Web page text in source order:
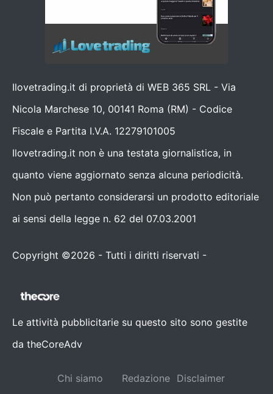
Ilovetrading.it di proprietà di WEB 365 SRL - Via
Nicola Marchese 10, 00141 Roma (RM) - Codice
Fiscale e Partita I.V.A. 12279101005
Ilovetrading.it non è una testata giornalistica, in
quanto viene aggiornato senza alcuna periodicità.
Non può pertanto considerarsi un prodotto editoriale
ai sensi della legge n. 62 del 07.03.2001
Copyright ©2026 - Tutti i diritti riservati -
Le attività pubblicitarie su questo sito sono gestite
da theCoreAdv
Chi siamo Redazione Disclaimer